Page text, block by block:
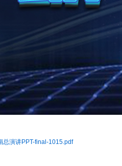
总演讲PPT-final-1015.pdf